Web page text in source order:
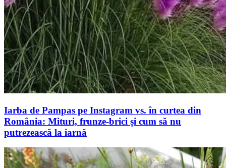
Iarba de Pampas pe Instagram vs. în curtea din
România: Mituri, frunze-brici și cum să nu
putrezească la iarnă